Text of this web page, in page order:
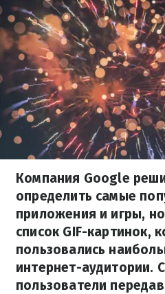
Компания Google
определить самые
приложения и игры,
список GIF-картинок,
пользовались
интернет-аудитории.
пользователи